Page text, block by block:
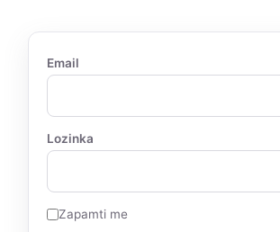
Email
Lozinka
Zapamti me